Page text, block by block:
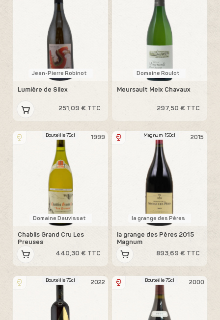
Jean-Pierre Robinot
Lumière de Silex
251,09 € TTC
Domaine Roulot
Meursault Meix Chavaux
297,50 € TTC
1999
Bouteille 75cl
Domaine Dauvissat
Chablis Grand Cru Les
Preuses
440,30 € TTC
2015
Magnum 150cl
la grange des Pères
la grange des Pères 2015
Magnum
893,69 € TTC
2022
Bouteille 75cl 2000
Bouteille 75cl